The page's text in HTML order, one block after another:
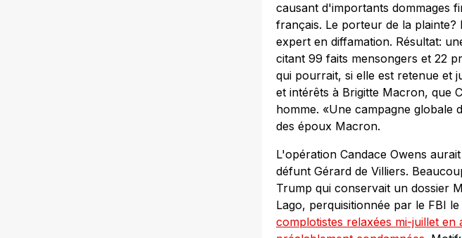
causant d'importants dommages
français. Le porteur de la plainte?
expert en diffamation. Résultat:
citant 99 faits mensongers et 22
qui pourrait, si elle est retenue et
et intérêts à Brigitte Macron, que
homme. «Une campagne globale
des époux Macron.
L'opération Candace Owens
défunt Gérard de Villiers.
Trump qui conservait un dossier
Lago, perquisitionnée par le FBI
complotistes relaxées mi-juillet en